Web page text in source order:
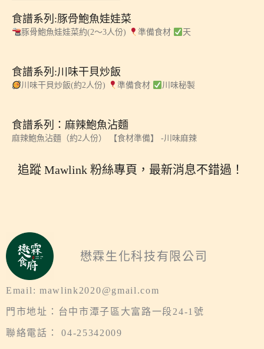
食譜系列:豚骨鮑魚娃娃菜
豚骨鮑魚娃娃菜約(2～3人份) 準備食材 天
食譜系列:川味干貝炒飯
川味干貝炒飯(約2人份) 準備食材 川味秘製
食譜系列：麻辣鮑魚沾麵
麻辣鮑魚沾麵（約2人份） 【食材準備】 -川味麻辣
追蹤 Mawlink 粉絲專頁，最新消息不錯過！
懋霖生化科技有限公司
Email: mawlink2020@gmail.com
門市地址：台中市潭子區大富路一段24-1號
聯絡電話： 04-25342009